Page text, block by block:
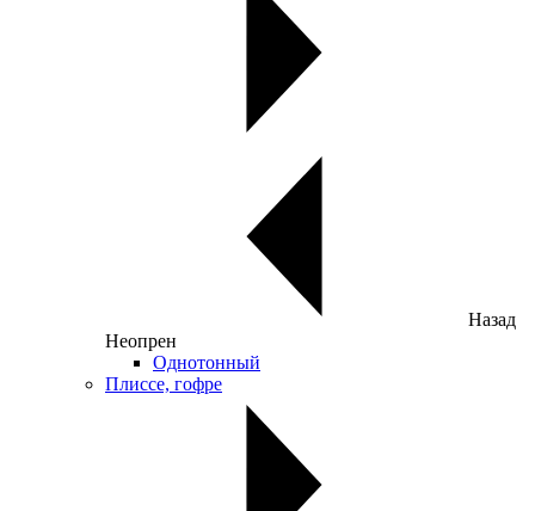
Назад
Неопрен
Однотонный
Плиссе, гофре